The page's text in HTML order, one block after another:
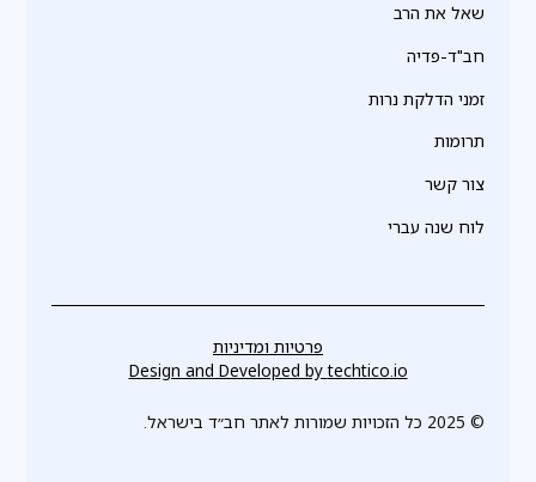
שאל את הרב
חב"ד-פדיה
זמני הדלקת נרות
תרומות
צור קשר
לוח שנה עברי
© 2025 כל הזכויות שמורות לאתר חב״ד בישראל.
פרטיות ומדיניות
Design and Developed bytechtico.io